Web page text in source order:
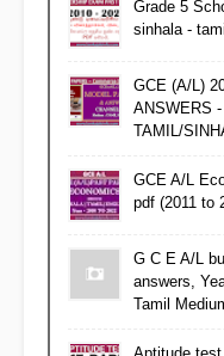
Grade 5
sinhala -
GCE (A/L)
ANSWERS
TAMIL/
GCE A/L
pdf (2011 to
G C E A/L
answers,
Tamil